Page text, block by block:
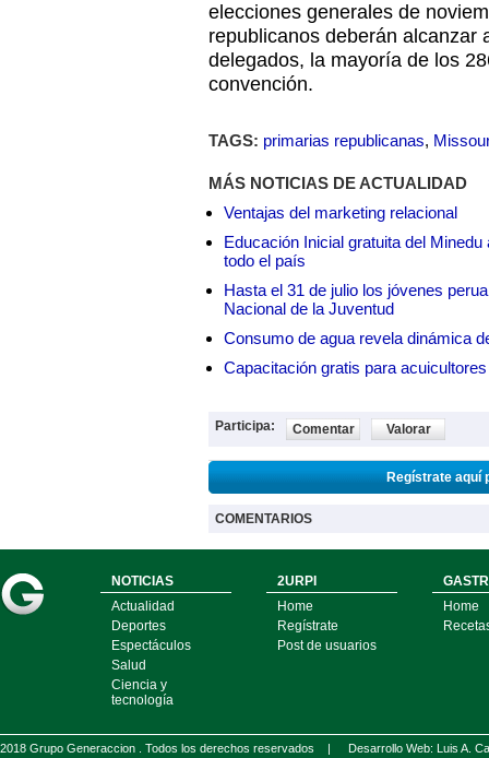
elecciones generales de
republicanos deberán alcanzar
delegados, la mayoría de los
convención.
TAGS: primarias republicanas,
MÁS NOTICIAS DE ACTUALIDAD
Ventajas del marketing relacional
Educación Inicial gratuita del
todo el país
Hasta el 31 de julio los jóvenes
Nacional de la Juventud
Consumo de agua revela dinámica
Capacitación gratis para
Participa: Comentar Valorar
Regístrate aquí
COMENTARIOS
NOTICIAS
Actualidad
Deportes
Espectáculos
Salud
Ciencia y
tecnología
2URPI
Home
Regístrate
Post de usuarios
Home
2018 Grupo Generaccion . Todos los derechos reservados | Desarrollo Web: Luis